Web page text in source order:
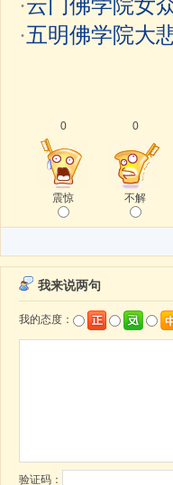
·云门佛学院女
·五明佛学院大
0
震惊
0
不解